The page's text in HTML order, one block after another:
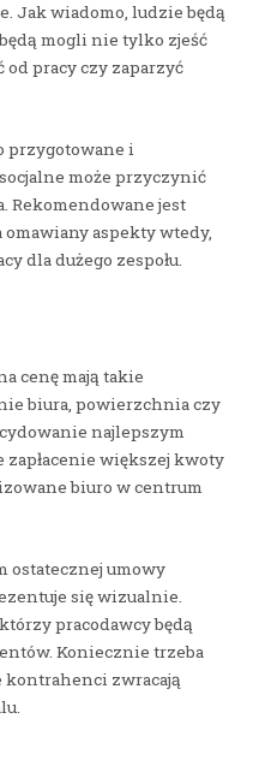
Jak wiadomo, ludzie będą
mogli nie tylko zjeść
pracy czy zaparzyć
przygotowane i
może przyczynić
Rekomendowane jest
aspekty wtedy,
dla dużego zespołu.
cenę mają takie
biura, powierzchnia czy
najlepszym
większej kwoty
biuro w centrum
ostatecznej umowy
się wizualnie.
pracodawcy będą
Koniecznie trzeba
kontrahenci zwracają